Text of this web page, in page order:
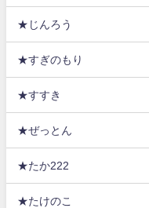
★じんろう
★すぎのもり
★すすき
★ぜっとん
★たか222
★たけのこ